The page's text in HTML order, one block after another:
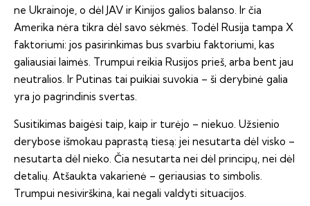
ne Ukrainoje, o dėl JAV ir Kinijos galios balanso. Ir čia
Amerika nėra tikra dėl savo sėkmės. Todėl Rusija tampa X
faktoriumi: jos pasirinkimas bus svarbiu faktoriumi, kas
galiausiai laimės. Trumpui reikia Rusijos prieš, arba bent jau
neutralios. Ir Putinas tai puikiai suvokia – ši derybinė galia
yra jo pagrindinis svertas.
Susitikimas baigėsi taip, kaip ir turėjo – niekuo. Užsienio
derybose išmokau paprastą tiesą: jei nesutarta dėl visko –
nesutarta dėl nieko. Čia nesutarta nei dėl principų, nei dėl
detalių. Atšaukta vakarienė – geriausias to simbolis.
Trumpui nesivirškina, kai negali valdyti situacijos.